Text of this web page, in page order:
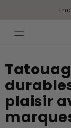
plaisir